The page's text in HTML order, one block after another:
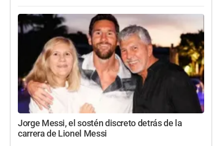
Jorge Messi, el sostén discreto detrás de la
carrera de Lionel Messi